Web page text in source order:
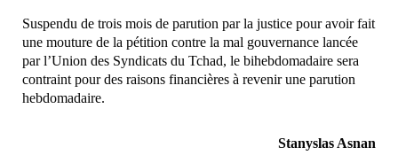
Suspendu de trois mois de parution par la justice pour avoir fait
une mouture de la pétition contre la mal gouvernance lancée
par l’Union des Syndicats du Tchad, le bihebdomadaire sera
contraint pour des raisons financières à revenir une parution
hebdomadaire.
Stanyslas Asnan